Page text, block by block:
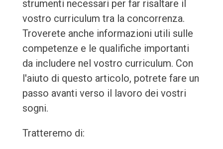
strumenti necessari per far risaltare il
vostro curriculum tra la concorrenza.
Troverete anche informazioni utili sulle
competenze e le qualifiche importanti
da includere nel vostro curriculum. Con
l'aiuto di questo articolo, potrete fare un
passo avanti verso il lavoro dei vostri
sogni.
Tratteremo di: